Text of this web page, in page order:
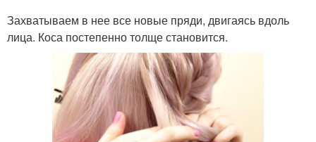
Захватываем в нее все новые пряди, двигаясь вдоль
лица. Коса постепенно толще становится.